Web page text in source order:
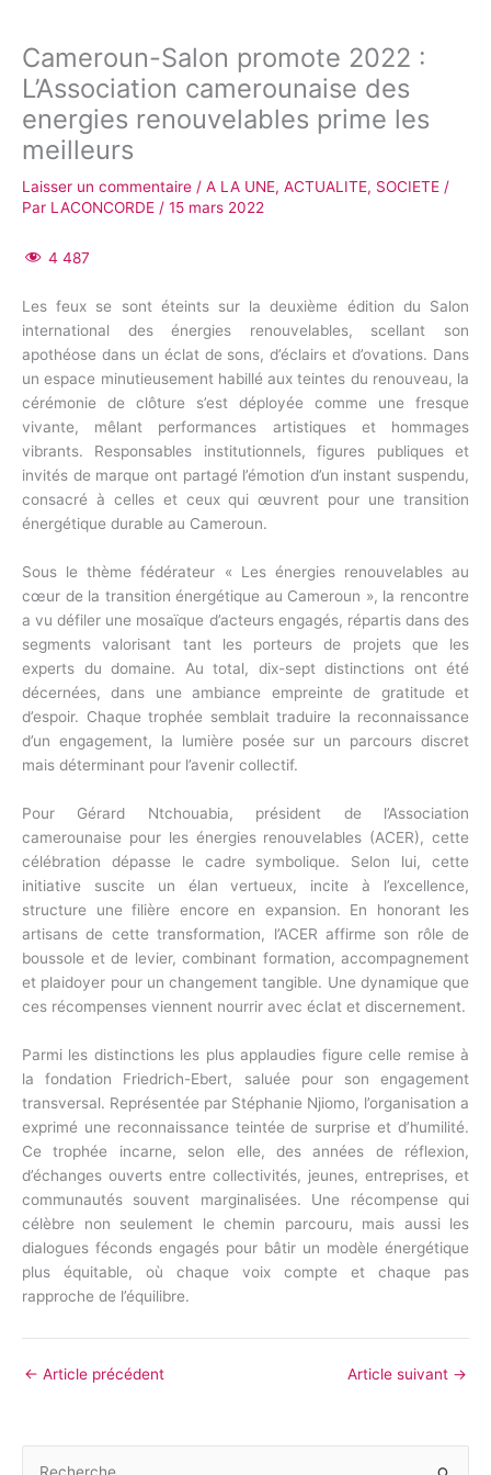
Cameroun-Salon promote 2022 :
L’Association camerounaise des
energies renouvelables prime les
meilleurs
Laisser un commentaire / A LA UNE, ACTUALITE, SOCIETE /
Par LACONCORDE / 15 mars 2022
4 487
Les feux se sont éteints sur la deuxième édition du Salon
international des énergies renouvelables, scellant son
apothéose dans un éclat de sons, d’éclairs et d’ovations. Dans
un espace minutieusement habillé aux teintes du renouveau, la
cérémonie de clôture s’est déployée comme une fresque
vivante, mêlant performances artistiques et hommages
vibrants. Responsables institutionnels, figures publiques et
invités de marque ont partagé l’émotion d’un instant suspendu,
consacré à celles et ceux qui œuvrent pour une transition
énergétique durable au Cameroun.
Sous le thème fédérateur « Les énergies renouvelables au
cœur de la transition énergétique au Cameroun », la rencontre
a vu défiler une mosaïque d’acteurs engagés, répartis dans des
segments valorisant tant les porteurs de projets que les
experts du domaine. Au total, dix-sept distinctions ont été
décernées, dans une ambiance empreinte de gratitude et
d’espoir. Chaque trophée semblait traduire la reconnaissance
d’un engagement, la lumière posée sur un parcours discret
mais déterminant pour l’avenir collectif.
Pour Gérard Ntchouabia, président de l’Association
camerounaise pour les énergies renouvelables (ACER), cette
célébration dépasse le cadre symbolique. Selon lui, cette
initiative suscite un élan vertueux, incite à l’excellence,
structure une filière encore en expansion. En honorant les
artisans de cette transformation, l’ACER affirme son rôle de
boussole et de levier, combinant formation, accompagnement
et plaidoyer pour un changement tangible. Une dynamique que
ces récompenses viennent nourrir avec éclat et discernement.
Parmi les distinctions les plus applaudies figure celle remise à
la fondation Friedrich-Ebert, saluée pour son engagement
transversal. Représentée par Stéphanie Njiomo, l’organisation a
exprimé une reconnaissance teintée de surprise et d’humilité.
Ce trophée incarne, selon elle, des années de réflexion,
d’échanges ouverts entre collectivités, jeunes, entreprises, et
communautés souvent marginalisées. Une récompense qui
célèbre non seulement le chemin parcouru, mais aussi les
dialogues féconds engagés pour bâtir un modèle énergétique
plus équitable, où chaque voix compte et chaque pas
rapproche de l’équilibre.
← Article précédent Article suivant →